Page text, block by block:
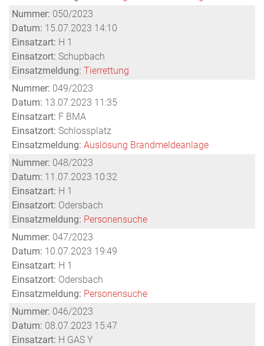
Nummer: 050/2023
Datum: 15.07.2023 14:10
Einsatzart: H 1
Einsatzort: Schupbach
Einsatzmeldung: Tierrettung
Nummer: 049/2023
Datum: 13.07.2023 11:35
Einsatzart: F BMA
Einsatzort: Schlossplatz
Einsatzmeldung: Auslösung Brandmeldeanlage
Nummer: 048/2023
Datum: 11.07.2023 10:32
Einsatzart: H 1
Einsatzort: Odersbach
Einsatzmeldung: Personensuche
Nummer: 047/2023
Datum: 10.07.2023 19:49
Einsatzart: H 1
Einsatzort: Odersbach
Einsatzmeldung: Personensuche
Nummer: 046/2023
Datum: 08.07.2023 15:47
Einsatzart: H GAS Y